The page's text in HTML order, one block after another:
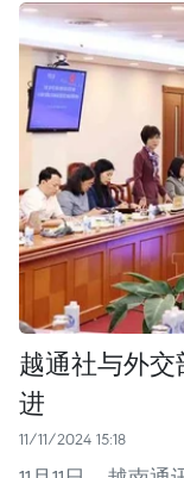
越通社与外
进
11/11/2024 15:18